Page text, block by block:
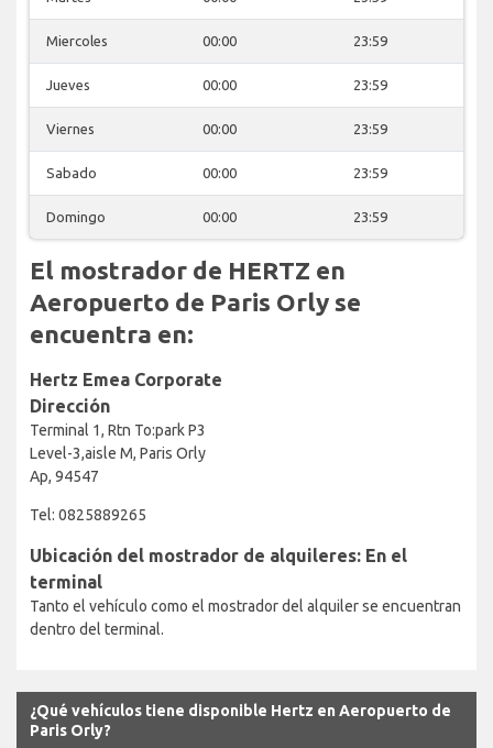
Miercoles 00:00 23:59
Jueves 00:00 23:59
Viernes 00:00 23:59
Sabado 00:00 23:59
Domingo 00:00 23:59
El mostrador de HERTZ en
Aeropuerto de Paris Orly se
encuentra en:
Hertz Emea Corporate
Dirección
Terminal 1, Rtn To:park P3
Level-3,aisle M, Paris Orly
Ap, 94547
Tel: 0825889265
Ubicación del mostrador de alquileres: En el
terminal
Tanto el vehículo como el mostrador del alquiler se encuentran
dentro del terminal.
¿Qué vehículos tiene disponible Hertz en Aeropuerto de
Paris Orly?